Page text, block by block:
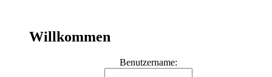
Willkommen
Benutzername: